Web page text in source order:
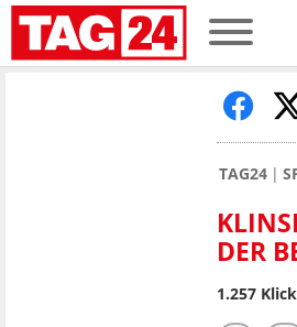
TAG24
DER
1.257